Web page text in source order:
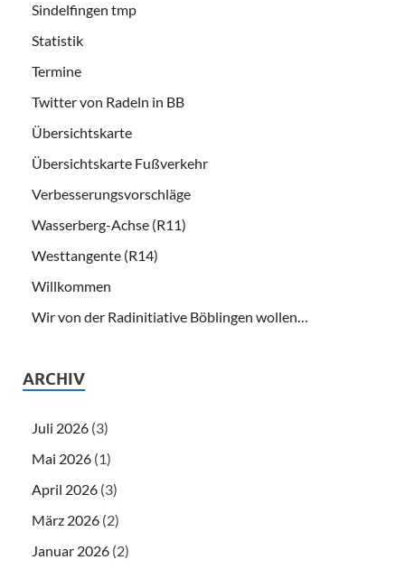
Sindelfingen tmp
Statistik
Termine
Twitter von Radeln in BB
Übersichtskarte
Übersichtskarte Fußverkehr
Verbesserungsvorschläge
Wasserberg-Achse (R11)
Westtangente (R14)
Willkommen
Wir von der Radinitiative Böblingen wollen…
ARCHIV
Juli 2026 (3)
Mai 2026 (1)
April 2026 (3)
März 2026 (2)
Januar 2026 (2)